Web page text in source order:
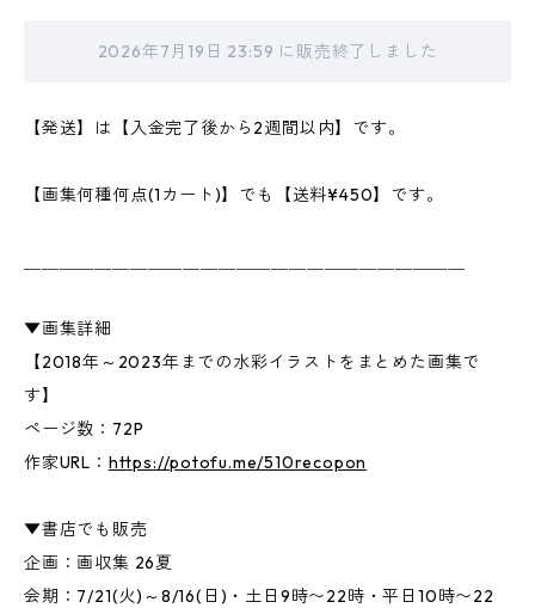
2026年7月19日 23:59 に販売終了しました
【発送】は【入金完了後から2週間以内】です。
【画集何種何点(1カート)】でも【送料¥450】です。
▼画集詳細
【2018年～2023年までの水彩イラストをまとめた画集で
す】
ページ数：72P
作家URL： https://potofu.me/510recopon
▼書店でも販売
企画：画収集 26夏
会期：7/21(火)～8/16(日)・土日9時〜22時・平日10時〜22